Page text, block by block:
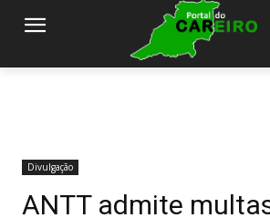
Divulgação
ANTT admite